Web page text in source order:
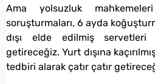
Ama yolsuzluk
soruşturmaları, 6 ayda
dışı elde edilmiş servetleri
getireceğiz. Yurt dışına
tedbiri alarak çatır çatır